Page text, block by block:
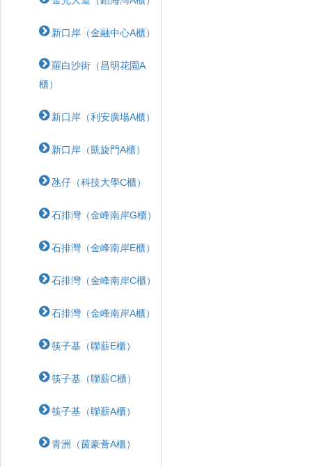
新口岸（金融中心A櫃）
羅白沙街（昌明花園A
櫃）
新口岸（利安廣場A櫃）
新口岸（凱旋門A櫃）
氹仔（科技大學C櫃）
石排灣（金峰南岸G櫃）
石排灣（金峰南岸E櫃）
石排灣（金峰南岸C櫃）
石排灣（金峰南岸A櫃）
筷子基（聯薪E櫃）
筷子基（聯薪C櫃）
筷子基（聯薪A櫃）
青洲（茵豪薈A櫃）